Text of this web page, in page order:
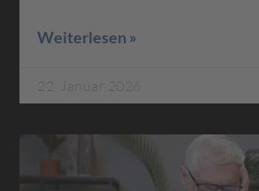
Weiterlesen »
22. Januar 2026